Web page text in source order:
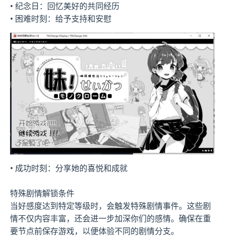
• 纪念日：回忆美好的共同经历
• 困难时刻：给予支持和安慰
• 成功时刻：分享她的喜悦和成就
特殊剧情解锁条件
当好感度达到特定等级时，会触发特殊剧情事件。这些剧
情不仅内容丰富，还会进一步加深你们的感情。确保在重
要节点前保存游戏，以便体验不同的剧情分支。